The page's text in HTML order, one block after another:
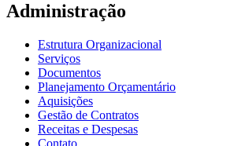
Administração
Estrutura Organizacional
Serviços
Documentos
Planejamento Orçamentário
Aquisições
Gestão de Contratos
Receitas e Despesas